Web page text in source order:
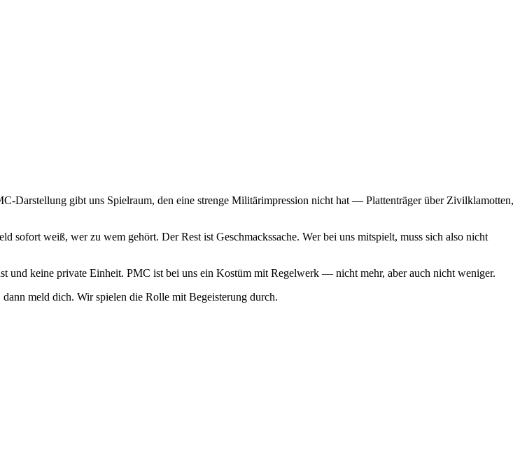
Darstellung gibt uns Spielraum, den eine strenge Militärimpression nicht hat — Plattenträger über Zivilklamotten,
sofort weiß, wer zu wem gehört. Der Rest ist Geschmackssache. Wer bei uns mitspielt, muss sich also nicht
keine private Einheit. PMC ist bei uns ein Kostüm mit Regelwerk — nicht mehr, aber auch nicht weniger.
meld dich. Wir spielen die Rolle mit Begeisterung durch.